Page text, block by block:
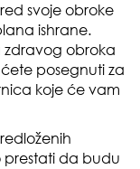
svoje obroke
ishrane.
zdravog obroka
posegnuti za
koje će vam
prestati da budu